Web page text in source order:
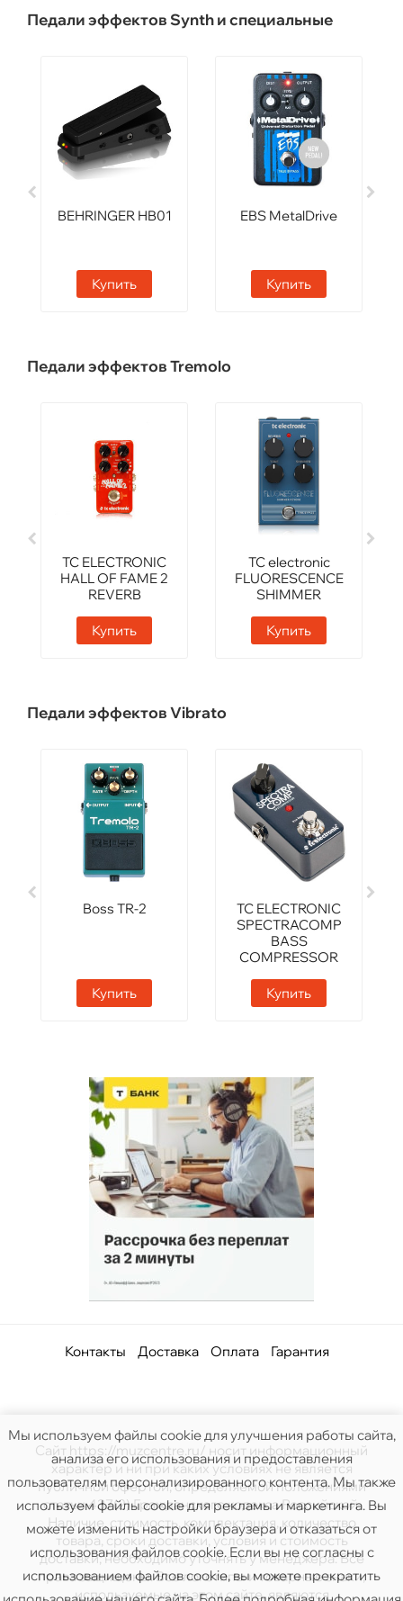
Педали эффектов Synth и специальные
BEHRINGER HB01
Купить
EBS MetalDrive
Купить
Педали эффектов Tremolo
TC ELECTRONIC
HALL OF FAME 2
REVERB
Купить
TC electronic
FLUORESCENCE
SHIMMER
Купить
Педали эффектов Vibrato
Boss TR-2
Купить
TC ELECTRONIC
SPECTRACOMP
BASS
COMPRESSOR
Купить
Контакты Доставка Оплата Гарантия
Сайт https://muzcentre.ru/ носит информационный
характер и ни при каких условиях не является
публичной офертой, определяемой положениями
статьи 437(2) Гражданского кодекса Российской.
Наличие, стоимость, комплектация, количество
товара, сроки доставки, условия и стоимость
доставки, необходимо уточнять у менеджера. Все
права защищены. Все логотипы и товарные знаки,
используемые на этом сайте, являются
Мы используем файлы cookie для улучшения работы сайта,
анализа его использования и предоставления
пользователям персонализированного контента. Мы также
используем файлы cookie для рекламы и маркетинга. Вы
можете изменить настройки браузера и отказаться от
использования файлов cookie. Если вы не согласны с
использованием файлов cookie, вы можете прекратить